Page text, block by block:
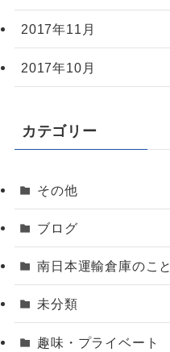
2017年11月
2017年10月
カテゴリー
その他
ブログ
南日本運輸倉庫のこと
未分類
趣味・プライベート